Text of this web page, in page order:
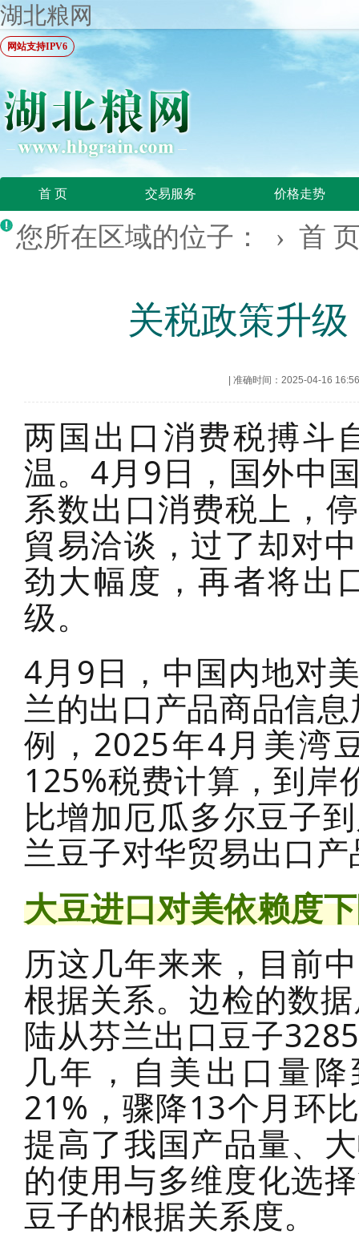
湖北粮网
网站支持IPV6
首 页 交易服务 价格走势
您所在区域的位子： › 首
关税政策升
准确时间：2025-04-16 16:56
两国出口消费税搏斗
温。4月9日，国外中
系数出口消费税上，
貿易洽谈，过了却对
劲大幅度，再者将出
级。
4月9日，中国内地对
兰的出口产品商品信
例，2025年4月美湾
125%税费计算，到
比增加厄瓜多尔豆子
兰豆子对华贸易出口
大豆进口对美依赖度
历这几年来来，目前
根据关系。边检的数
陆从芬兰出口豆子
几年，自美出口量
21%，骤降13个月环
提高了我国产品量、
的使用与多维度化选
豆子的根据关系度。